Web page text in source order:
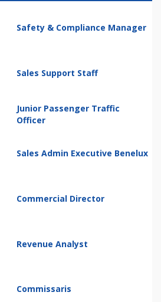
Safety & Compliance Manager
Sales Support Staff
Junior Passenger Traffic
Officer
Sales Admin Executive Benelux
Commercial Director
Revenue Analyst
Commissaris